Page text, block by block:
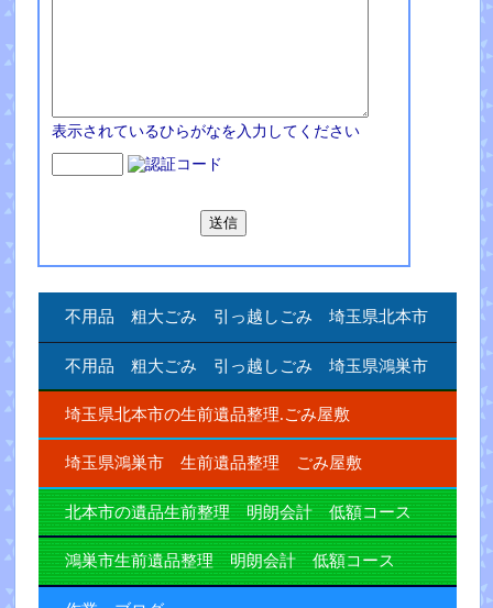
表示されているひらがなを入力してください
不用品 粗大ごみ 引っ越しごみ 埼玉県北本市
不用品 粗大ごみ 引っ越しごみ 埼玉県鴻巣市
埼玉県北本市の生前遺品整理.ごみ屋敷
埼玉県鴻巣市 生前遺品整理 ごみ屋敷
北本市の遺品生前整理 明朗会計 低額コース
鴻巣市生前遺品整理 明朗会計 低額コース